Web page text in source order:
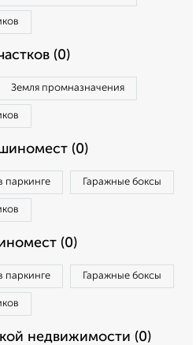
(0)
Земля промназначения
(0)
паркинге Гаражные боксы
(0)
паркинге Гаражные боксы
недвижимости (0)